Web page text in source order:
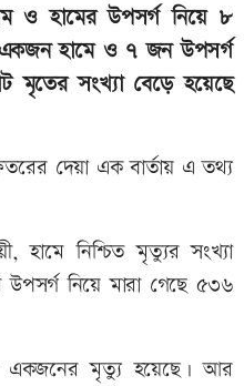
ও হামের উপসর্গ নিয়ে ৮
হামে ও ৭ জন উপসর্গ
মৃতের সংখ্যা বেড়ে হয়েছে
দেয়া এক বার্তায় এ তথ্য
হামে নিশ্চিত মৃত্যুর সংখ্যা
নিয়ে মারা গেছে ৫৩৬
একজনের মৃত্যু হয়েছে। আর